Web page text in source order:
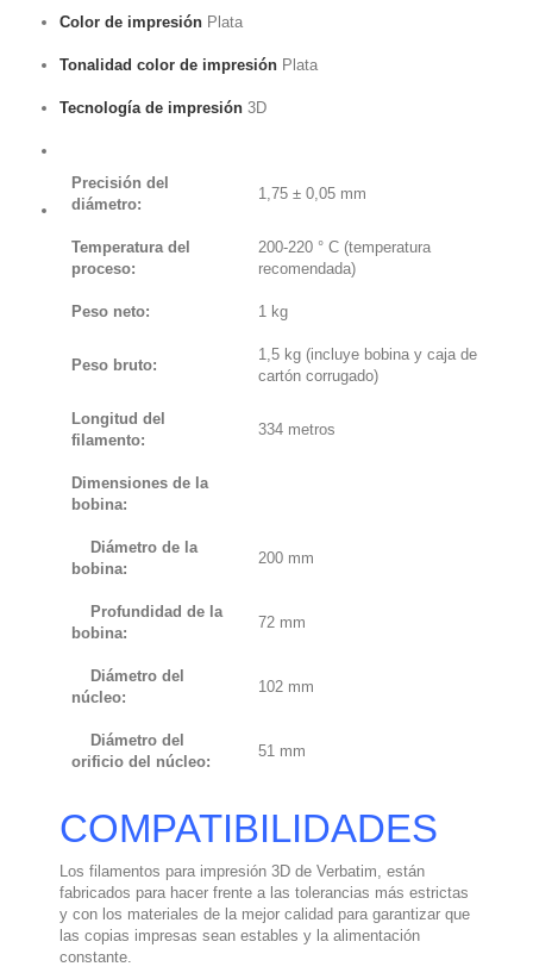
Color de impresión Plata
Tonalidad color de impresión Plata
Tecnología de impresión 3D
Precisión del
diámetro:
1,75 ± 0,05 mm
Temperatura del
proceso:
200-220 ° C (temperatura
recomendada)
Peso neto: 1 kg
Peso bruto:
1,5 kg (incluye bobina y caja de
cartón corrugado)
Longitud del
filamento:
334 metros
Dimensiones de la
bobina:
Diámetro de la
bobina:
200 mm
Profundidad de la
bobina:
72 mm
Diámetro del
núcleo:
102 mm
Diámetro del
orificio del núcleo:
51 mm
COMPATIBILIDADES
Los filamentos para impresión 3D de Verbatim, están
fabricados para hacer frente a las tolerancias más estrictas
y con los materiales de la mejor calidad para garantizar que
las copias impresas sean estables y la alimentación
constante.